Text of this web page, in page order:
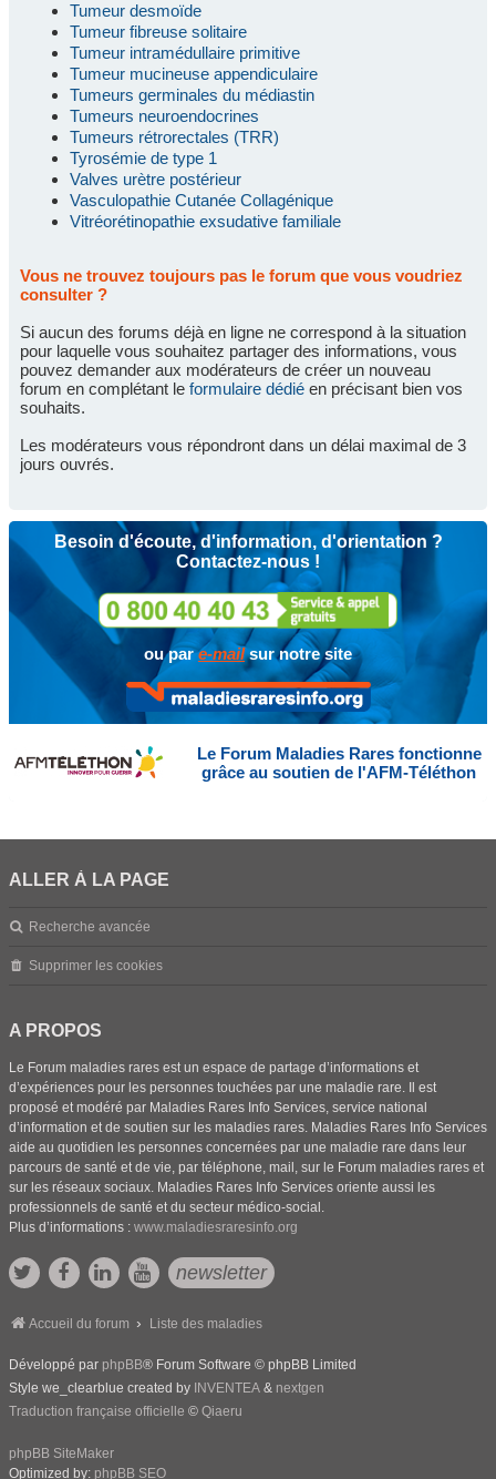
Tumeur desmoïde
Tumeur fibreuse solitaire
Tumeur intramédullaire primitive
Tumeur mucineuse appendiculaire
Tumeurs germinales du médiastin
Tumeurs neuroendocrines
Tumeurs rétrorectales (TRR)
Tyrosémie de type 1
Valves urètre postérieur
Vasculopathie Cutanée Collagénique
Vitréorétinopathie exsudative familiale
Vous ne trouvez toujours pas le forum que vous voudriez
consulter ?
Si aucun des forums déjà en ligne ne correspond à la situation
pour laquelle vous souhaitez partager des informations, vous
pouvez demander aux modérateurs de créer un nouveau
forum en complétant le formulaire dédié en précisant bien vos
souhaits.
Les modérateurs vous répondront dans un délai maximal de 3
jours ouvrés.
Besoin d'écoute, d'information, d'orientation ?
Contactez-nous !
ou pare-mailsur notre site
Le Forum Maladies Rares fonctionne
grâce au soutien de l'AFM-Téléthon
ALLER À LA PAGE
Recherche avancée
Supprimer les cookies
A PROPOS
Le Forum maladies rares est un espace de partage d’informations et
d’expériences pour les personnes touchées par une maladie rare. Il est
proposé et modéré par Maladies Rares Info Services, service national
d’information et de soutien sur les maladies rares. Maladies Rares Info Services
aide au quotidien les personnes concernées par une maladie rare dans leur
parcours de santé et de vie, par téléphone, mail, sur le Forum maladies rares et
sur les réseaux sociaux. Maladies Rares Info Services oriente aussi les
professionnels de santé et du secteur médico-social.
Plus d’informations : www.maladiesraresinfo.org
newsletter
Accueil du forum Liste des maladies
Développé par phpBB® Forum Software © phpBB Limited
Style we_clearblue created by INVENTEA & nextgen
Traduction française officielle © Qiaeru
phpBB SiteMaker
Optimized by: phpBB SEO